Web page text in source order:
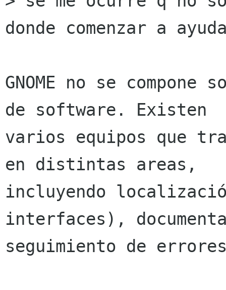
donde comenzar a
GNOME no se
de software. Existen
varios equipos que
en distintas areas,
incluyendo
interfaces),
seguimiento de